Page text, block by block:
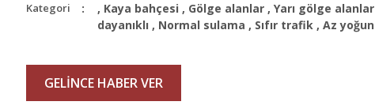
Kategori
, Kaya bahçesi , Gölge alanlar , Yarı gölge alanlar
dayanıklı , Normal sulama , Sıfır trafik , Az yoğun
GELİNCE HABER VER